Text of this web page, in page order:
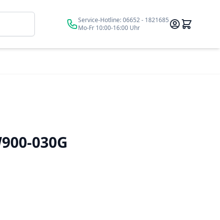
Suche Service-Hotline:06652 - 1821685
Mo-Fr 10:00-16:00 Uhr
030G